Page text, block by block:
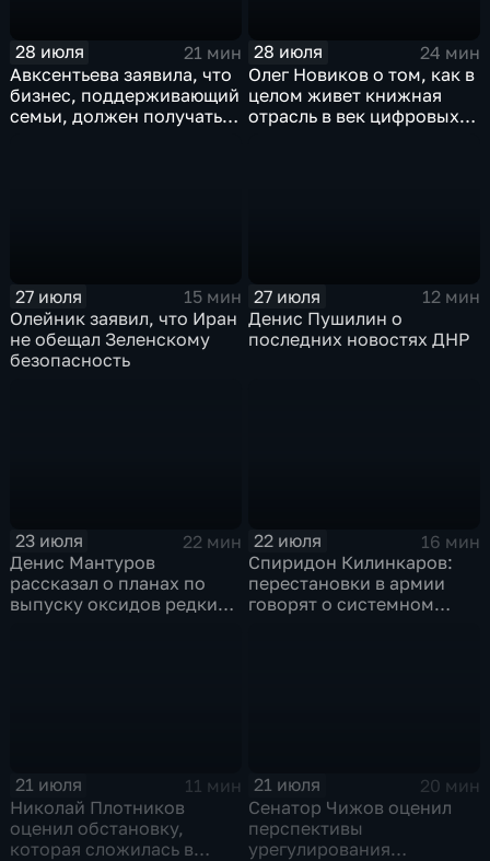
28 июля
21 мин
Авксентьева заявила, что
бизнес, поддерживающий
семьи, должен получать
28 июля
24 мин
Олег Новиков о том, как в
целом живет книжная
отрасль в век цифровых
27 июля
15 мин
Олейник заявил, что Иран
не обещал Зеленскому
безопасность
27 июля
12 мин
Денис Пушилин о
последних новостях ДНР
23 июля
22 мин
Денис Мантуров
рассказал о планах по
выпуску оксидов редких
22 июля
16 мин
Спиридон Килинкаров:
перестановки в армии
говорят о системном
21 июля
11 мин
Николай Плотников
оценил обстановку,
которая сложилась в
21 июля
20 мин
Сенатор Чижов оценил
перспективы
урегулирования